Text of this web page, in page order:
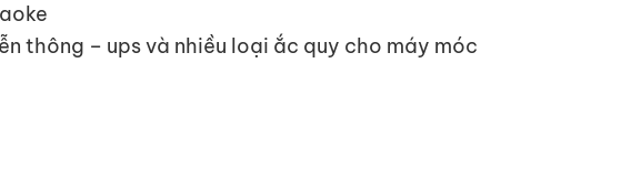
thông – ups và nhiều loại ắc quy cho máy móc